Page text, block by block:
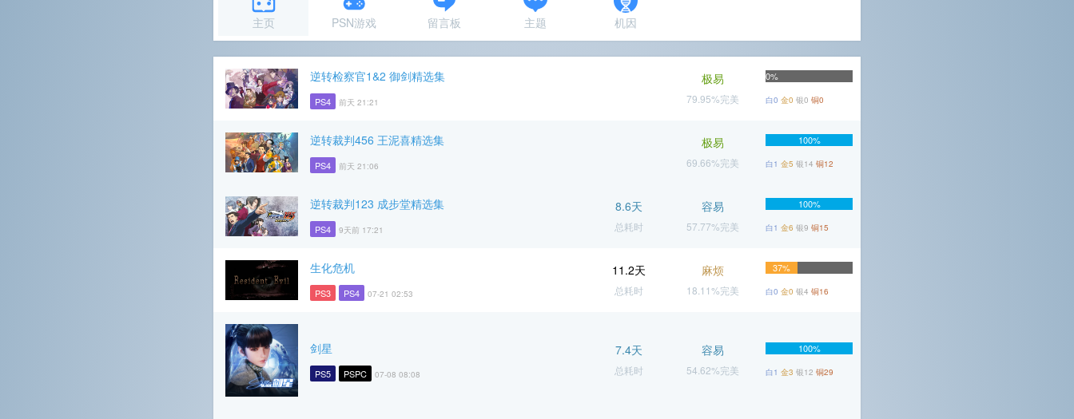
主页 PSN游戏 留言板 主题 机因
逆转检察官1&2 御剑精选集
PS4 前天 21:21
极易
79.95%完美
0%
白0 金0 银0 铜0
逆转裁判456 王泥喜精选集
PS4 前天 21:06
极易
69.66%完美
100%
白1 金5 银14 铜12
逆转裁判123 成步堂精选集
PS4 9天前 17:21
8.6天
总耗时
容易
57.77%完美
100%
白1 金6 银9 铜15
生化危机
PS3 PS4 07-21 02:53
11.2天
总耗时
麻烦
18.11%完美
37%
白0 金0 银4 铜16
剑星
PS5 PSPC 07-08 08:08
7.4天
总耗时
容易
54.62%完美
100%
白1 金3 银12 铜29